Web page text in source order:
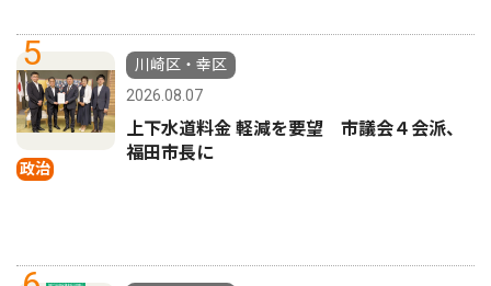
5
政治
川崎区・幸区
2026.08.07
上下水道料金 軽減を要望 市議会４会派、
福田市長に